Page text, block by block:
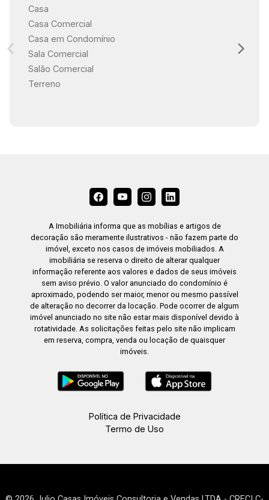
Casa
Casa Comercial
Casa em Condomínio
Sala Comercial
Salão Comercial
Terreno
A Imobiliária informa que as mobílias e artigos de
decoração são meramente ilustrativos - não fazem parte do
imóvel, exceto nos casos de imóveis mobiliados. A
imobiliária se reserva o direito de alterar qualquer
informação referente aos valores e dados de seus imóveis
sem aviso prévio. O valor anunciado do condomínio é
aproximado, podendo ser maior, menor ou mesmo passível
de alteração no decorrer da locação. Pode ocorrer de algum
imóvel anunciado no site não estar mais disponível devido à
rotatividade. As solicitações feitas pelo site não implicam
em reserva, compra, venda ou locação de quaisquer
imóveis.
Política de Privacidade
Termo de Uso